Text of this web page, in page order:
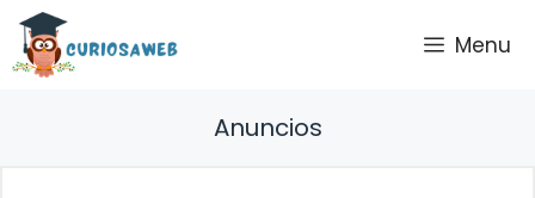
Saltar
contenido
Menu
Anuncios